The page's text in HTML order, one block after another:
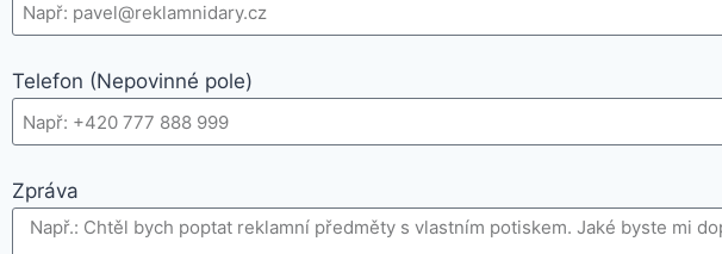
Telefon (Nepovinné pole)
Zpráva